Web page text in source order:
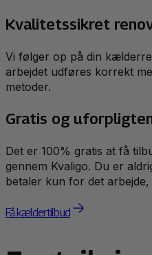
Kvalitetssikret
Vi følger op på din
arbejdet udføres korrekt
metoder.
Gratis og
Det er 100% gratis at få
gennem Kvaligo. Du er
betaler kun for det
Få kældertilbud